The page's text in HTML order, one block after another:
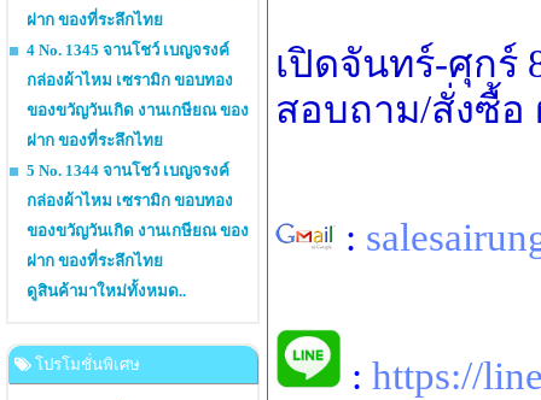
ฝาก ของที่ระลึกไทย
4 No. 1345 จานโชว์ เบญจรงค์
กล่องผ้าไหม เซรามิก ขอบทอง
ของขวัญวันเกิด งานเกษียณ ของ
ฝาก ของที่ระลึกไทย
5 No. 1344 จานโชว์ เบญจรงค์
กล่องผ้าไหม เซรามิก ขอบทอง
ของขวัญวันเกิด งานเกษียณ ของ
ฝาก ของที่ระลึกไทย
ดูสินค้ามาใหม่ทั้งหมด..
โปรโมชั่นพิเศษ
เปิดจันทร์-ศุกร์
สอบถาม/สั่งซื้อ
:
: https://